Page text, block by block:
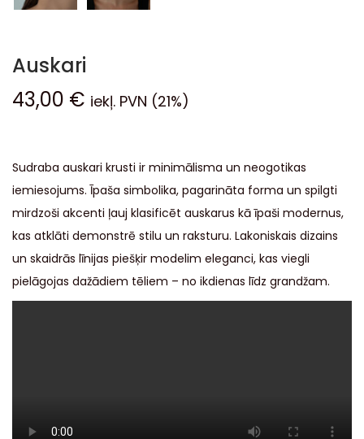
Auskari
43,00 € iekļ. PVN (21%)
Sudraba auskari krusti ir minimālisma un neogotikas
iemiesojums. Īpaša simbolika, pagarināta forma un spilgti
mirdzoši akcenti ļauj klasificēt auskarus kā īpaši modernus,
kas atklāti demonstrē stilu un raksturu. Lakoniskais dizains
un skaidrās līnijas piešķir modelim eleganci, kas viegli
pielāgojas dažādiem tēliem – no ikdienas līdz grandžam.